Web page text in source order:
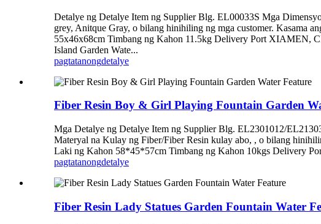
Detalye ng Detalye Item ng Supplier Blg. EL00033S Mga
grey, Anitque Gray, o bilang hinihiling ng mga customer. Kasama
55x46x68cm Timbang ng Kahon 11.5kg Delivery Port XIAMEN,
Island Garden Wate...
pagtatanongdetalye
Fiber Resin Boy & Girl Playing Fountain Garden
Mga Detalye ng Detalye Item ng Supplier Blg. EL2301012/
Materyal na Kulay ng Fiber/Fiber Resin kulay abo, , o bilang
Laki ng Kahon 58*45*57cm Timbang ng Kahon 10kgs Delivery
pagtatanongdetalye
Fiber Resin Lady Statues Garden Fountain Water